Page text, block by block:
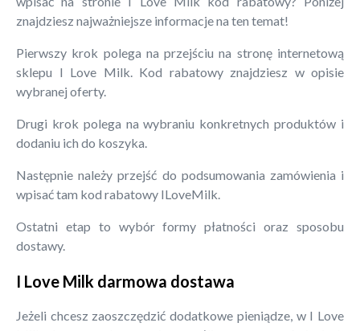
znajdziesz najważniejsze informacje na ten temat!
Pierwszy krok polega na przejściu na stronę internetową
sklepu I Love Milk. Kod rabatowy znajdziesz w opisie
wybranej oferty.
Drugi krok polega na wybraniu konkretnych produktów i
dodaniu ich do koszyka.
Następnie należy przejść do podsumowania zamówienia i
wpisać tam kod rabatowy ILoveMilk.
Ostatni etap to wybór formy płatności oraz sposobu
dostawy.
I Love Milk darmowa dostawa
Jeżeli chcesz zaoszczędzić dodatkowe pieniądze, w I Love